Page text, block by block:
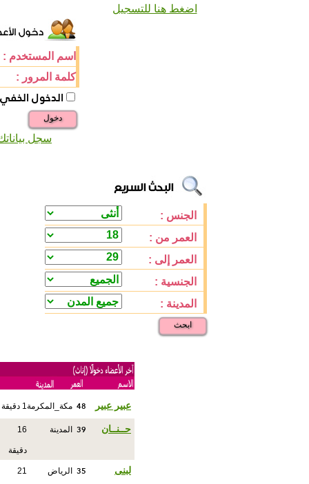
اضغط هنا للتسجيل
اسم المستخدم :
كلمة المرور :
الدخول الخفي
دخول
سجل
الجنس :
العمر من :
العمر إلى :
الجنسية :
المدينة :
ابحث
عبير عبير 48 مكة_المكرمة1 دقيقة
حــنــان 39 المدينة 16
دقيقة
لبنى 35 الرياض 21